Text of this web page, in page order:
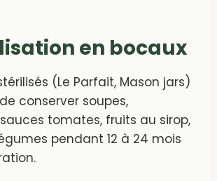
en bocaux
(Le Parfait, Mason jars)
conserver soupes,
tomates, fruits au sirop,
pendant 12 à 24 mois